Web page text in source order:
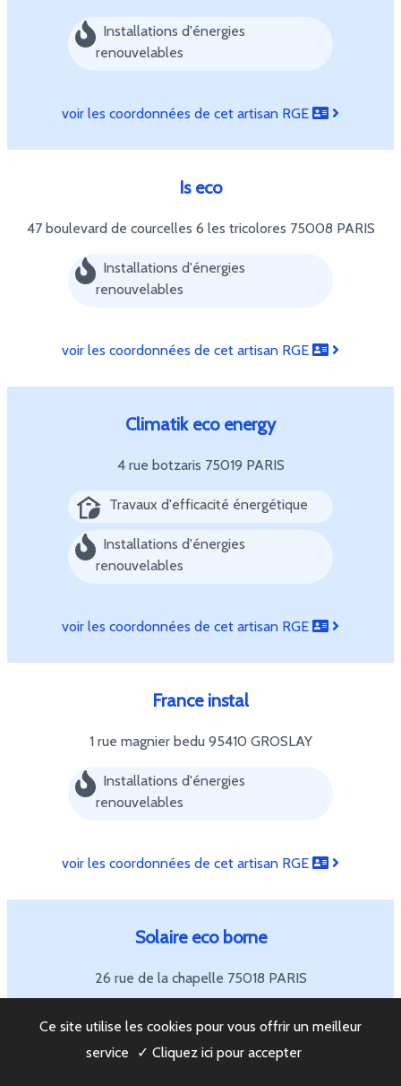
Installations d'énergies
renouvelables
voir les coordonnées de cet artisan RGE
Is eco
47 boulevard de courcelles 6 les tricolores 75008 PARIS
Installations d'énergies
renouvelables
voir les coordonnées de cet artisan RGE
Climatik eco energy
4 rue botzaris 75019 PARIS
Travaux d'efficacité énergétique
Installations d'énergies
renouvelables
voir les coordonnées de cet artisan RGE
France instal
1 rue magnier bedu 95410 GROSLAY
Installations d'énergies
renouvelables
voir les coordonnées de cet artisan RGE
Solaire eco borne
26 rue de la chapelle 75018 PARIS
Installations d'énergies
Ce site utilise les cookies pour vous offrir un meilleur
service
✓ Cliquez ici pour accepter